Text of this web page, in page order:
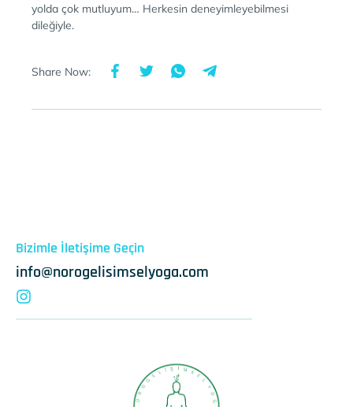
yolda çok mutluyum… Herkesin deneyimleyebilmesi
dileğiyle.
Share Now:
Bizimle İletişime Geçin
info@norogelisimselyoga.com